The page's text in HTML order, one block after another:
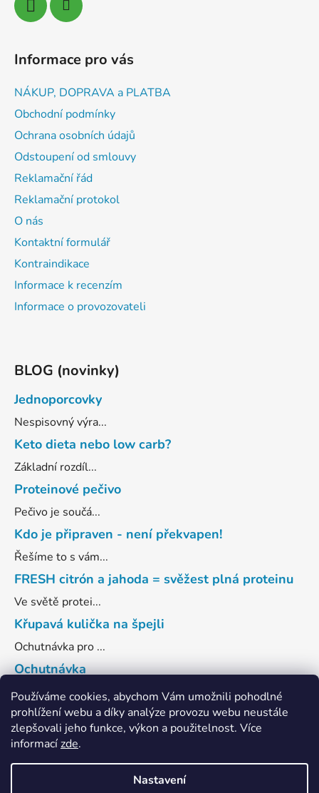
Používáme cookies, abychom Vám umožnili pohodlné
prohlížení webu a díky analýze provozu webu neustále
zlepšovali jeho funkce, výkon a použitelnost. Více
informacízde.
Nastavení
Informace pro vás
NÁKUP, DOPRAVA a PLATBA
Obchodní podmínky
Ochrana osobních údajů
Odstoupení od smlouvy
Reklamační řád
Reklamační protokol
O nás
Kontaktní formulář
Kontraindikace
Informace k recenzím
Informace o provozovateli
BLOG (novinky)
Jednoporcovky
Nespisovný výra...
Keto dieta nebo low carb?
Základní rozdíl...
Proteinové pečivo
Pečivo je součá...
Kdo je připraven - není překvapen!
Řešíme to s vám...
FRESH citrón a jahoda = svěžest plná proteinu
Ve světě protei...
Křupavá kulička na špejli
Ochutnávka pro ...
Ochutnávka
Co třeba ve dvě...
ARCHIV